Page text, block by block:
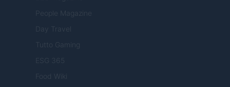
People Magazine
Day Travel
Tutto Gaming
ESG 365
Food Wiki